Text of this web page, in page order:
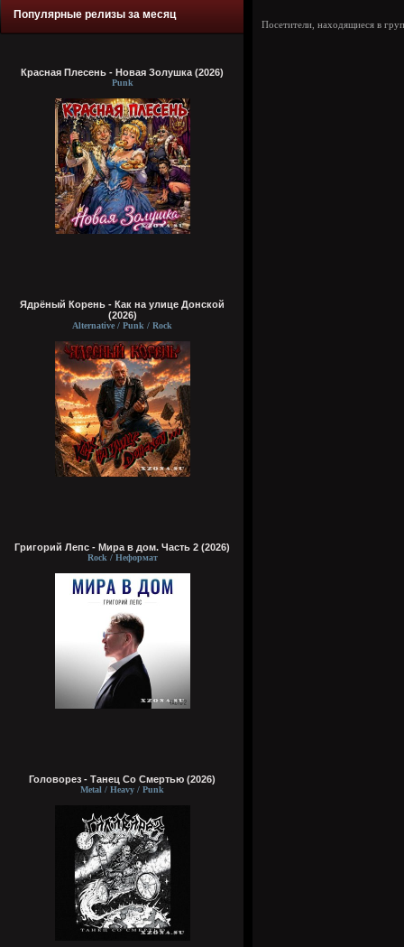
Популярные релизы за месяц
Красная Плесень - Новая Золушка (2026)
Punk
Ядрёный Корень - Как на улице Донской
(2026)
Alternative / Punk / Rock
Григорий Лепс - Мира в дом. Часть 2 (2026)
Rock / Неформат
Головорез - Tанец Со Смертью (2026)
Metal / Heavy / Punk
Посетители, находящиеся в